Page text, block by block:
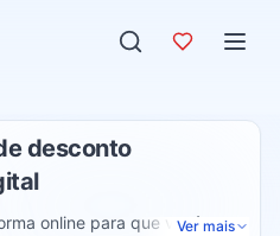
desconto
online para que vocêVer mais